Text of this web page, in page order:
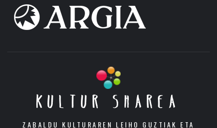
KULTUR SHAREA
ZABALDU KULTURAREN LEIHO GUZTIAK ETA